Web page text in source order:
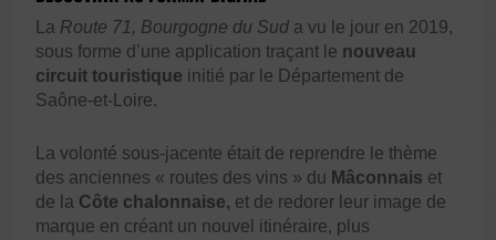
La Route 71, Bourgogne du Sud a vu le jour en 2019,
sous forme d’une application traçant le nouveau
circuit touristique initié par le Département de
Saône-et-Loire.
La volonté sous-jacente était de reprendre le thème
des anciennes « routes des vins » du Mâconnais et
de la Côte chalonnaise, et de redorer leur image de
marque en créant un nouvel itinéraire, plus